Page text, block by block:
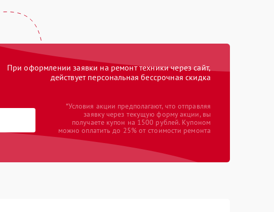
При оформлении заявки на ремонт техники через сайт,
действует персональная бессрочная скидка
*Условия акции предполагают, что отправляя
заявку через текущую форму акции, вы
получаете купон на 1500 рублей. Купоном
можно оплатить до 25% от стоимости ремонта